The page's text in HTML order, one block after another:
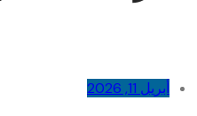
أبريل 11, 2026